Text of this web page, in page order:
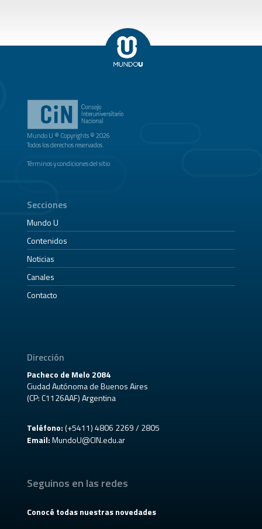
Mundo U ® Copyrights © 2026
Todos los derechos reservados.
Términos y condiciones del sitio
Secciones
Mundo U
Contenidos
Noticias
Canales
Contacto
Dirección
Pacheco de Melo 2084
Ciudad Autónoma de Buenos Aires
(CP: C1126AAF) Argentina
Teléfono:(+5411) 4806 2269 / 2805
Email: MundoU@CIN.edu.ar
Seguinos en las redes
Conocé todas nuestras novedades